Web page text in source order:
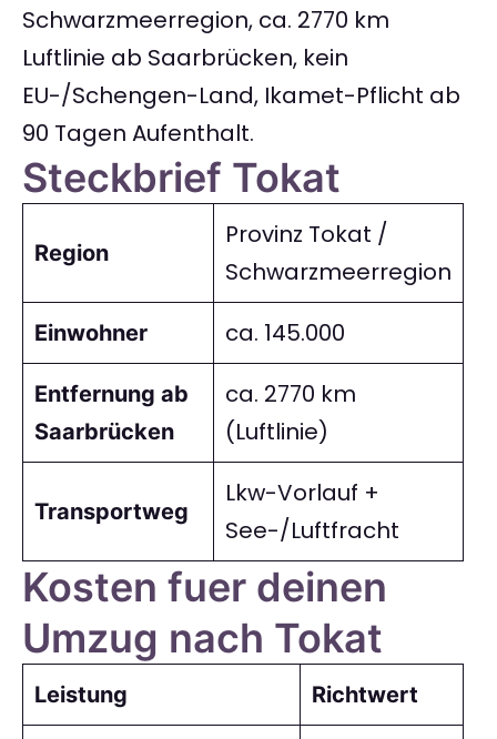
Schwarzmeerregion, ca. 2770 km
Luftlinie ab Saarbrücken, kein
EU-/Schengen-Land, Ikamet-Pflicht ab
90 Tagen Aufenthalt.
Steckbrief Tokat
Region
Provinz Tokat /
Schwarzmeerregion
Einwohner ca. 145.000
Entfernung ab
Saarbrücken
ca. 2770 km
(Luftlinie)
Transportweg
Lkw-Vorlauf +
See-/Luftfracht
Kosten fuer deinen
Umzug nach Tokat
Leistung Richtwert